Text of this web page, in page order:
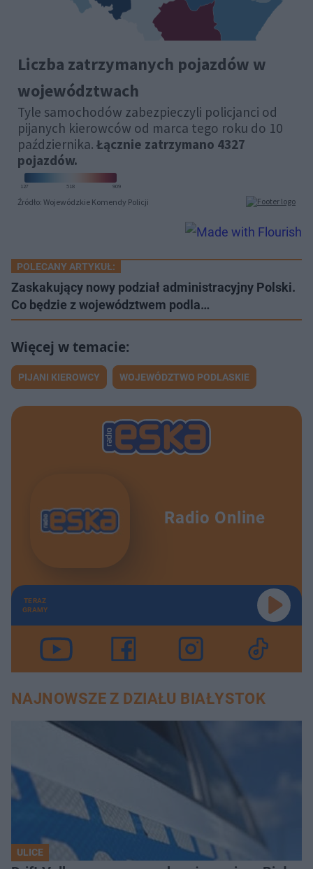
POLECANY ARTYKUŁ:
Zaskakujący nowy podział administracyjny Polski.
Co będzie z województwem podla…
PIJANI KIEROWCY WOJEWÓDZTWO PODLASKIE
Radio Online
TERAZ
GRAMY
NAJNOWSZE Z DZIAŁU BIAŁYSTOK
ULICE